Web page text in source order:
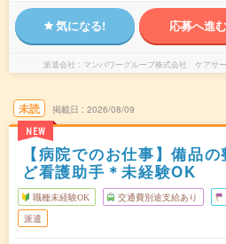
気になる! 応募へ進む
派遣会社 マンパワーグループ株式会社 ケアサ
未読
NEW
掲載日 2026/08/09
【病院でのお仕事】備品
ど看護助手＊未経験OK
職種未経験OK 交通費別途支給あり
派遣